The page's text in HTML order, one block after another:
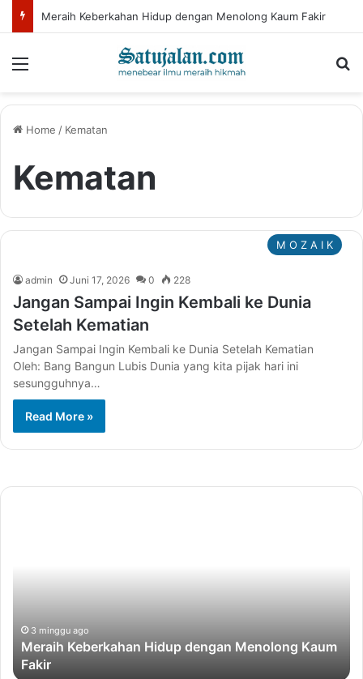
Meraih Keberkahan Hidup dengan Menolong Kaum Fakir
Menu
Home / Kematan
Kematan
M O Z A I K
admin Juni 17, 2026 0 228
Jangan Sampai Ingin Kembali ke Dunia
Setelah Kematian
Jangan Sampai Ingin Kembali ke Dunia Setelah Kematian
Oleh: Bang Bangun Lubis Dunia yang kita pijak hari ini
sesungguhnya…
Read More »
3 minggu ago
Meraih Keberkahan Hidup dengan Menolong Kaum
Fakir